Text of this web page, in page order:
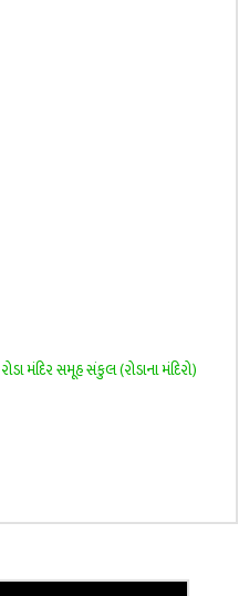
રોડા મંદિર સમૂહ સંકુલ (રોડાના મંદિરો)